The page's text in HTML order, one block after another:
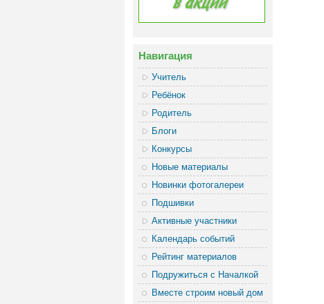
Навигация
Учитель
Ребёнок
Родитель
Блоги
Конкурсы
Новые материалы
Новинки фотогалереи
Подшивки
Активные участники
Календарь событий
Рейтинг материалов
Подружиться с Началкой
Вместе строим новый дом